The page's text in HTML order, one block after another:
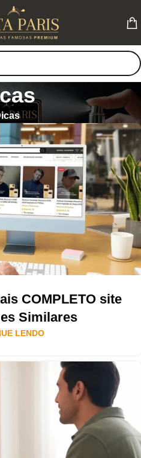
COMPLETO site
Similares
LENDO